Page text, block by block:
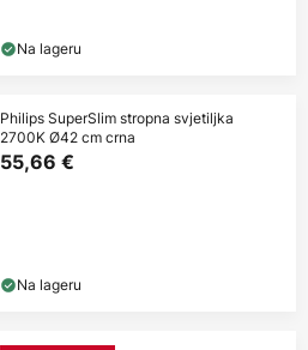
Na lageru
Philips SuperSlim stropna svjetiljka
2700K Ø42 cm crna
55,66 €
Na lageru